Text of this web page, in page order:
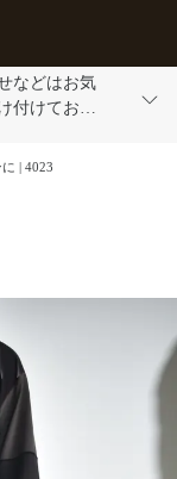
などはお気
付けており
| 4023